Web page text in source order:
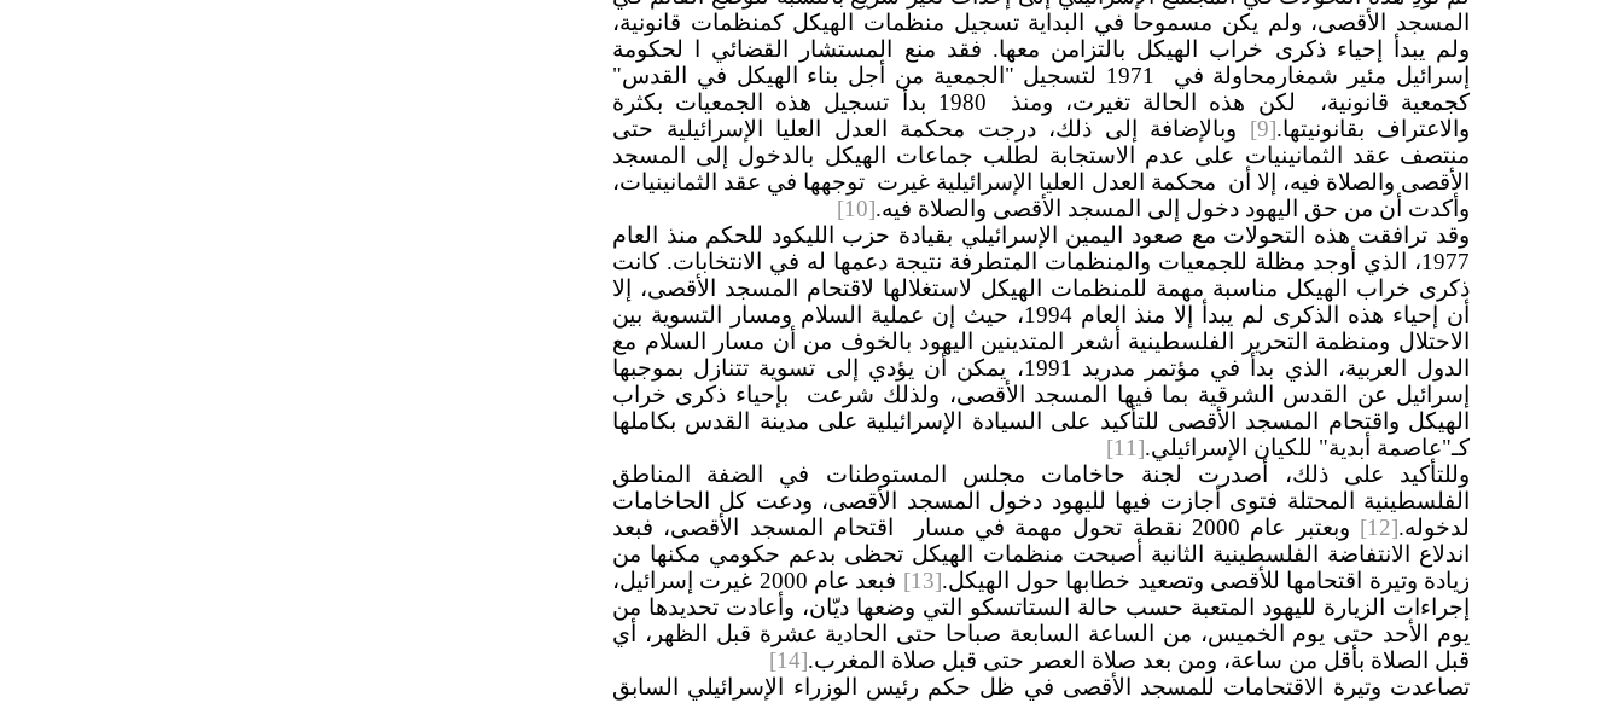
المسجد الأقصى، ولم يكن مسموحا في البداية تسجيل منظمات الهيكل كمنظمات قانونية،
ولم يبدأ إحياء ذكرى خراب الهيكل بالتزامن معها. فقد منع المستشار القضائي ا لحكومة
إسرائيل مئير شمغارمحاولة في 1971 لتسجيل "الجمعية من أجل بناء الهيكل في القدس"
كجمعية قانونية، لكن هذه الحالة تغيرت، ومنذ 1980 بدأ تسجيل هذه الجمعيات بكثرة
والاعتراف بقانونيتها.[9] وبالإضافة إلى ذلك، درجت محكمة العدل العليا الإسرائيلية
حتى
منتصف عقد الثمانينيات على عدم الاستجابة لطلب جماعات الهيكل بالدخول إلى المسجد
الأقصى والصلاة فيه، إلا أن محكمة العدل العليا الإسرائيلية غيرت توجهها في عقد الثمانينيات،
وأكدت أن من حق اليهود دخول إلى المسجد الأقصى والصلاة فيه.[10]
وقد ترافقت هذه التحولات مع صعود اليمين الإسرائيلي بقيادة حزب الليكود للحكم منذ العام
1977، الذي أوجد مظلة للجمعيات والمنظمات المتطرفة نتيجة دعمها له في الانتخابات. كانت
ذكرى خراب الهيكل مناسبة مهمة للمنظمات الهيكل لاستغلالها لاقتحام المسجد الأقصى، إلا
أن إحياء هذه الذكرى لم يبدأ إلا منذ العام 1994، حيث إن عملية السلام ومسار التسوية بين
الاحتلال ومنظمة التحرير الفلسطينية أشعر المتدينين اليهود بالخوف من أن مسار السلام مع
الدول العربية، الذي بدأ في مؤتمر مدريد 1991، يمكن أن يؤدي إلى تسوية تتنازل بموجبها
إسرائيل عن القدس الشرقية بما فيها المسجد الأقصى، ولذلك شرعت بإحياء ذكرى خراب
الهيكل واقتحام المسجد الأقصى للتأكيد على السيادة الإسرائيلية على مدينة القدس بكاملها
كـ"عاصمة أبدية" للكيان الإسرائيلي.[11]
وللتأكيد على ذلك، أصدرت لجنة حاخامات مجلس المستوطنات في الضفة المناطق
الفلسطينية المحتلة فتوى أجازت فيها لليهود دخول المسجد الأقصى، ودعت كل الحاخامات
لدخوله.[12]
وبعتبر عام 2000 نقطة تحول مهمة في مسار اقتحام المسجد الأقصى، فبعد
اندلاع الانتفاضة الفلسطينية الثانية أصبحت منظمات الهيكل تحظى بدعم حكومي مكنها من
زيادة وتيرة اقتحامها للأقصى وتصعيد خطابها حول الهيكل.[13]
فبعد عام 2000 غيرت إسرائيل،
إجراءات الزيارة لليهود المتعبة حسب حالة الستاتسكو التي وضعها ديّان، وأعادت تحديدها من
يوم الأحد حتى يوم الخميس، من الساعة السابعة صباحا حتى الحادية عشرة قبل الظهر، أي
قبل الصلاة بأقل من ساعة، ومن بعد صلاة العصر حتى قبل صلاة المغرب.[14]
تصاعدت وتيرة الاقتحامات للمسجد الأقصى في ظل حكم رئيس الوزراء الإسرائيلي السابق